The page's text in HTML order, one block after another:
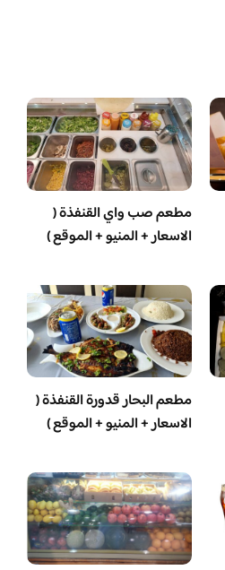
مطعم صب واي القنفذة (
الاسعار + المنيو + الموقع )
مطعم البحار قدورة القنفذة (
الاسعار + المنيو + الموقع )